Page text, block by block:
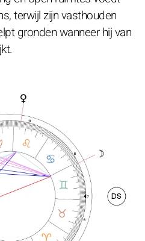
terwijl zijn vasthouden
gronden wanneer hij van